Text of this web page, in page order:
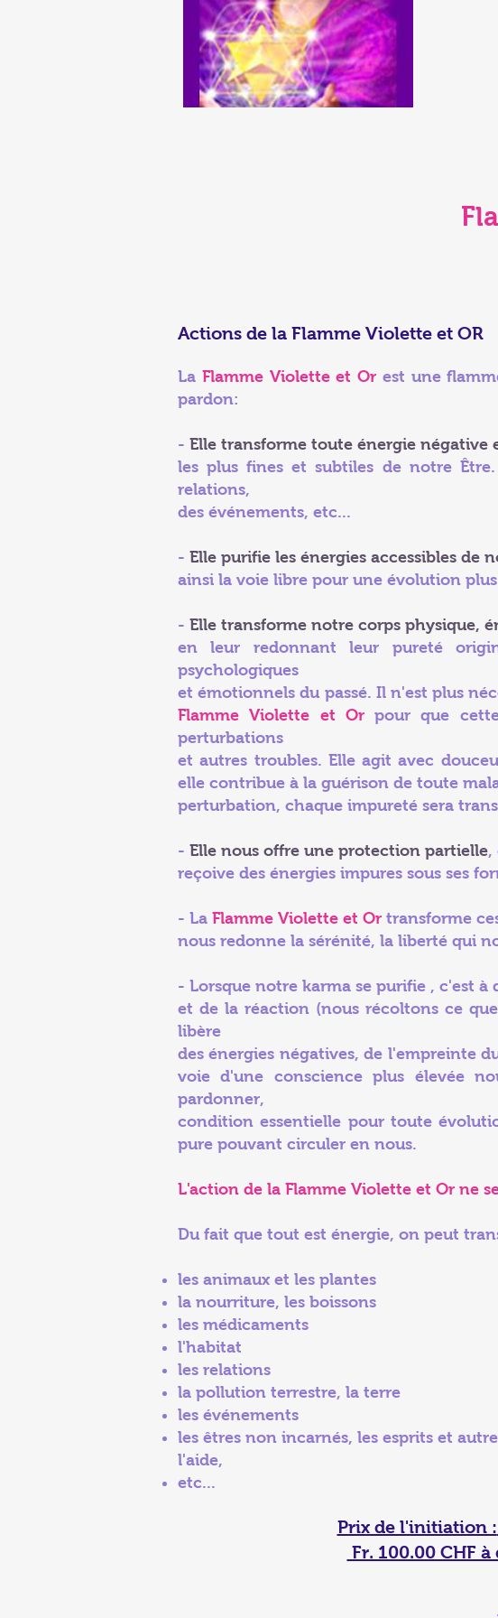
Actions de la Flamme Violette et OR
La Flamme Violette et Or est une
pardon:
- Elle transforme toute énergie négative
les plus fines et subtiles de notre
relations,
des événements, etc...
- Elle purifie les énergies accessibles de
ainsi la voie libre pour une évolution
- Elle transforme notre corps physique,
en leur redonnant leur pureté
psychologiques
et émotionnels du passé. Il n'est plus
Flamme Violette et Orpour que cette
perturbations
et autres troubles. Elle agit avec
elle contribue à la guérison de toute
perturbation, chaque impureté sera
- Elle nous offre une protection partielle,
reçoive des énergies impures sous ses
- La Flamme Violette et Or transforme
nous redonne la sérénité, la liberté qui
- Lorsque notre karma se purifie , c'est
et de la réaction (nous récoltons ce
libère
des énergies négatives, de l'empreinte
voie d'une conscience plus élevée
pardonner,
condition essentielle pour toute
pure pouvant circuler en nous.
L'action de la Flamme Violette et Or ne
Du fait que tout est énergie, on peut
les animaux et les plantes
la nourriture, les boissons
les médicaments
l'habitat
les relations
la pollution terrestre, la terre
les événements
les êtres non incarnés, les esprits et
l'aide,
etc...
Prix de l'initiation :
Fr. 100.00 CHF à